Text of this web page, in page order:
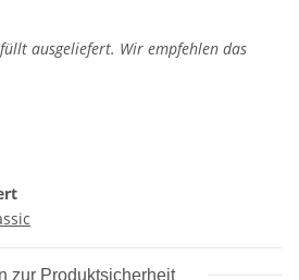
ausgeliefert. Wir empfehlen das
zur Produktsicherheit